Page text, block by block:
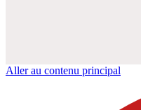
Aller au contenu principal